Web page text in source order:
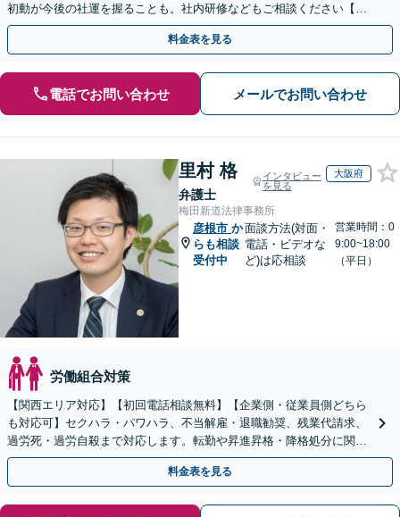
初動が今後の社運を握ることも。社内研修などもご相談ください【夜
間・休日相談OK】柔軟な連絡体制／WEB面談も対応
料金表を見る
電話でお問い合わせ メールでお問い合わせ
里村 格
弁護士
インタビュー
を見る
大阪府
梅田新道法律事務所
彦根市 か
らも相談
受付中
面談方法(対面・
電話・ビデオな
ど)は応相談
営業時間：0
9:00~18:00
（平日）
労働組合対策
【関西エリア対応】【初回電話相談無料】【企業側・従業員側どちら
も対応可】セクハラ・パワハラ、不当解雇・退職勧奨、残業代請求、
過労死・過労自殺まで対応します。転勤や昇進昇格・降格処分に関す
る問題もご相談ください【完全個室】【大阪天満宮駅すぐ】
料金表を見る